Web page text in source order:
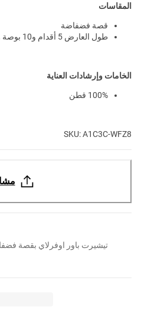
المقاسات
قصة فضفاضة
طول العارض 5 أقدام و10 بوصة ويرتدي مقاس L
الخامات وإرشادات العناية
100% قطن
SKU: A1C3C-WFZ8
تيشيرت باور اوفرلاي بقصة